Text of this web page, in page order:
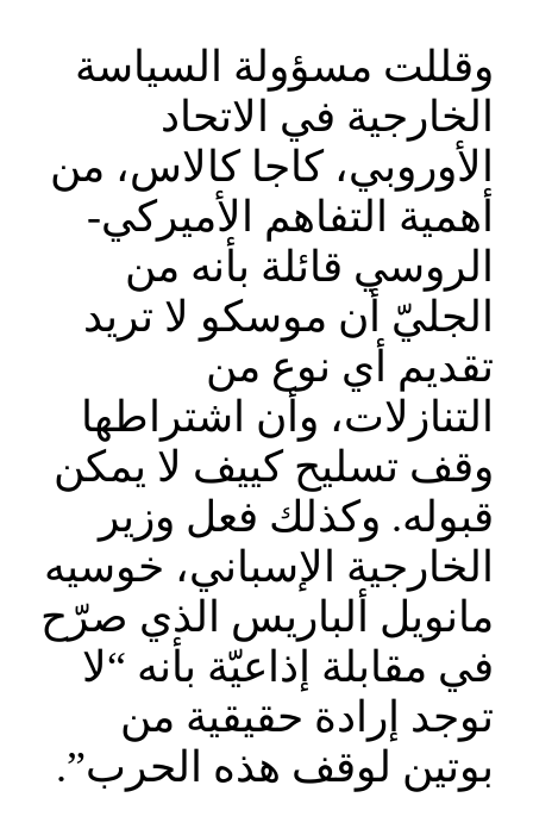
وقللت مسؤولة السياسة
الخارجية في الاتحاد
الأوروبي، كاجا كالاس، من
أهمية التفاهم الأميركي-
الروسي قائلة بأنه من
الجليّ أن موسكو لا تريد
تقديم أي نوع من
التنازلات، وأن اشتراطها
وقف تسليح كييف لا يمكن
قبوله. وكذلك فعل وزير
الخارجية الإسباني، خوسيه
مانويل ألباريس الذي صرّح
في مقابلة إذاعيّة بأنه “لا
توجد إرادة حقيقية من
بوتين لوقف هذه الحرب”.